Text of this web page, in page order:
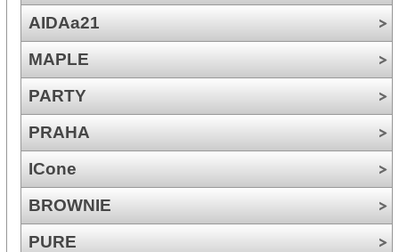
AIDAa21
MAPLE
PARTY
PRAHA
ICone
BROWNIE
PURE